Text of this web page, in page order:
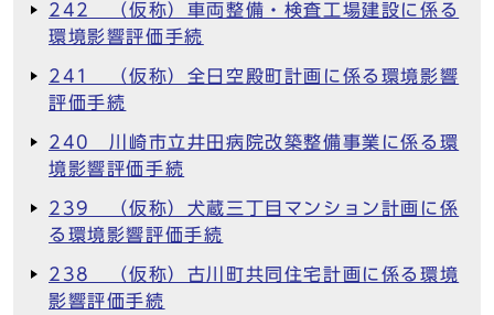
242 （仮称）車両整備・検査工場建設に係る
環境影響評価手続
241 （仮称）全日空殿町計画に係る環境影響
評価手続
240 川崎市立井田病院改築整備事業に係る環
境影響評価手続
239 （仮称）犬蔵三丁目マンション計画に係
る環境影響評価手続
238 （仮称）古川町共同住宅計画に係る環境
影響評価手続